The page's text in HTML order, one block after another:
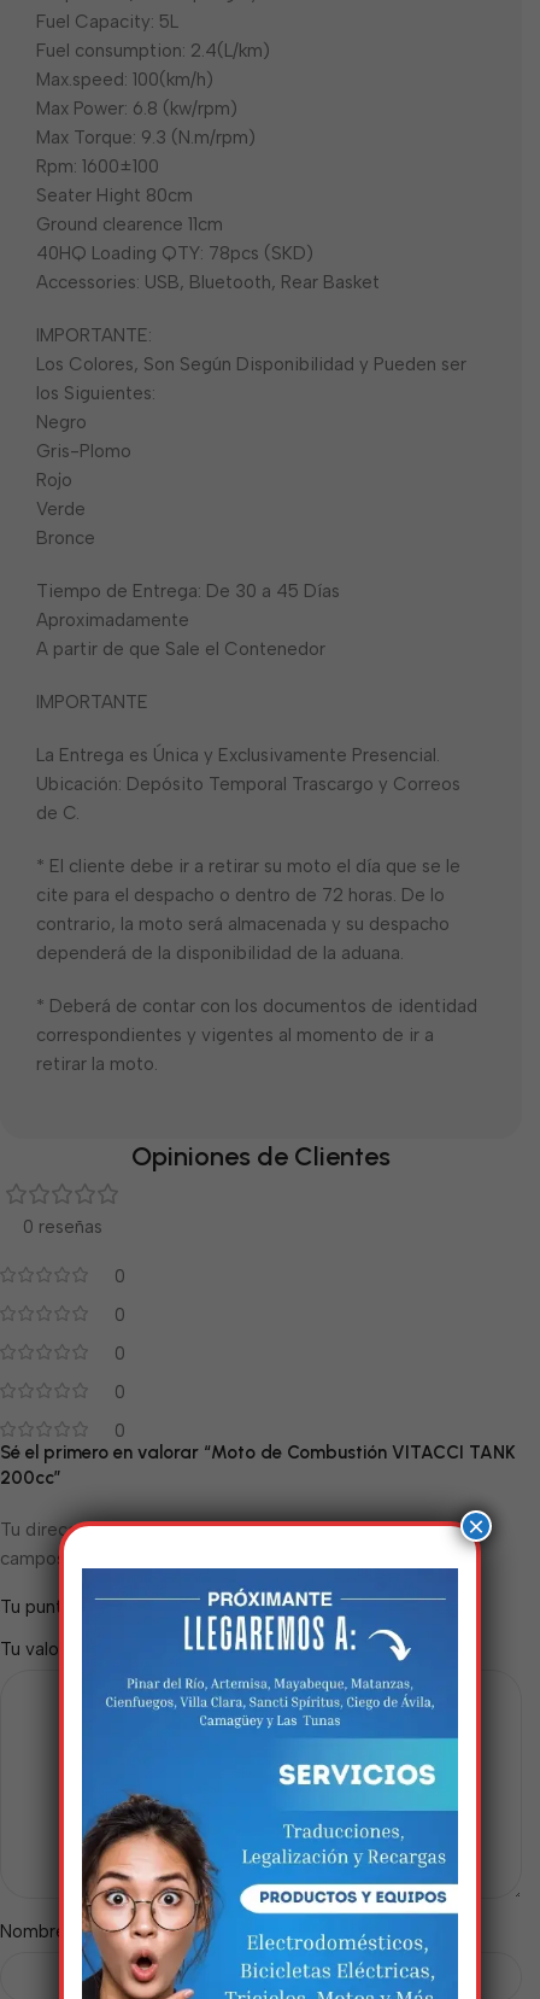
Fuel Capacity: 5L
Fuel consumption: 2.4(L/km)
Max.speed: 100(km/h)
Max Power: 6.8 (kw/rpm)
Max Torque: 9.3 (N.m/rpm)
Rpm: 1600±100
Seater Hight 80cm
Ground clearence 11cm
40HQ Loading QTY: 78pcs (SKD)
Accessories: USB, Bluetooth, Rear Basket
IMPORTANTE:
Los Colores, Son Según Disponibilidad y Pueden ser
los Siguientes:
Negro
Gris-Plomo
Rojo
Verde
Bronce
Tiempo de Entrega: De 30 a 45 Días
Aproximadamente
A partir de que Sale el Contenedor
IMPORTANTE
La Entrega es Única y Exclusivamente Presencial.
Ubicación: Depósito Temporal Trascargo y Correos
de C.
* El cliente debe ir a retirar su moto el día que se le
cite para el despacho o dentro de 72 horas. De lo
contrario, la moto será almacenada y su despacho
dependerá de la disponibilidad de la aduana.
* Deberá de contar con los documentos de identidad
correspondientes y vigentes al momento de ir a
retirar la moto.
Opiniones de Clientes
0 reseñas
0
0
0
0
0
Sé el primero en valorar “Moto de Combustión VITACCI TANK
200cc”
Tu dirección de correo electrónico no será publicada. Los
campos obligatorios están marcados con
Tu puntuación*
Tu valoración
Nombre *
×
Estamos trabalhando
nisso!
Em breve, esta página estará
disponível com novidades
incríveis. Agradecemos pela
paciência e compreensão.